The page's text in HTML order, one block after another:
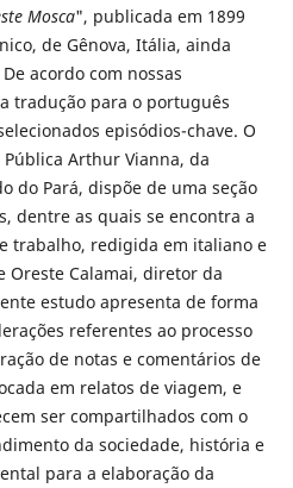
Mosca", publicada em 1899
de Gênova, Itália, ainda
acordo com nossas
tradução para o português
episódios-chave. O
Arthur Vianna, da
do Pará, dispõe de uma seção
dentre as quais se encontra a
trabalho, redigida em italiano e
Oreste Calamai, diretor da
estudo apresenta de forma
referentes ao processo
de notas e comentários de
em relatos de viagem, e
ser compartilhados com o
da sociedade, história e
para a elaboração da